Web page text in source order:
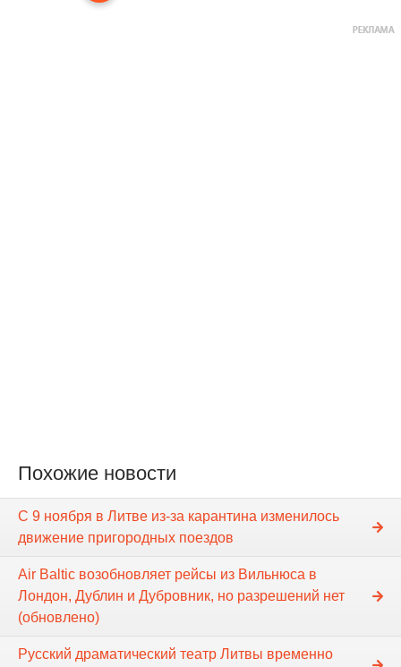
Похожие новости
С 9 ноября в Литве из-за карантина изменилось
движение пригородных поездов
Air Baltic возобновляет рейсы из Вильнюса в
Лондон, Дублин и Дубровник, но разрешений нет
(обновлено)
Русский драматический театр Литвы временно